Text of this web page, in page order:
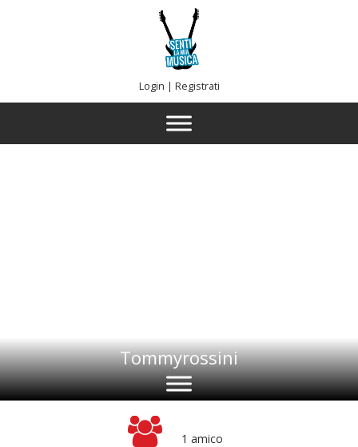
Login | Registrati
Tommyrossini
1 amico